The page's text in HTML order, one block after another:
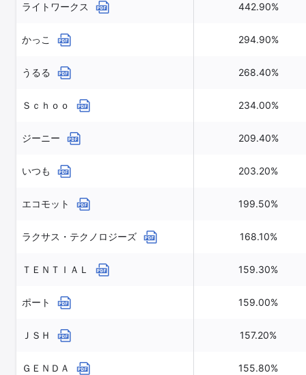
ライトワークス 442.90%
かっこ 294.90%
うるる 268.40%
Ｓｃｈｏｏ 234.00%
ジーニー 209.40%
いつも 203.20%
エコモット 199.50%
ラクサス・テクノロジーズ 168.10%
ＴＥＮＴＩＡＬ 159.30%
ポート 159.00%
ＪＳＨ 157.20%
ＧＥＮＤＡ 155.80%